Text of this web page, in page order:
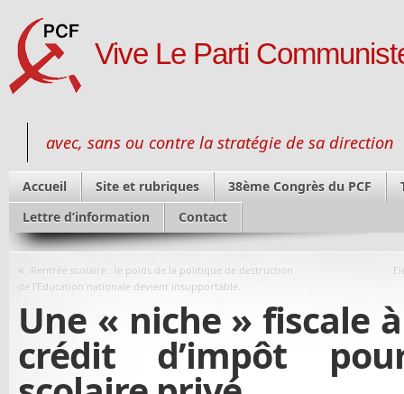
Vive Le Parti
avec, sans ou contre la stratégie de sa direction
Accueil Site et rubriques 38ème Congrès du PCF
Lettre d’information
Contact
« Rentrée scolaire : le poids de la politique de destruction
de l’Education nationale devient insupportable.
Une « niche » fiscale
crédit d’impôt